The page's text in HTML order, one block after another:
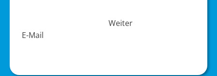
Weiter
E-Mail